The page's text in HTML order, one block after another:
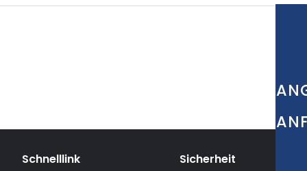
Schnelllink Sicherheit